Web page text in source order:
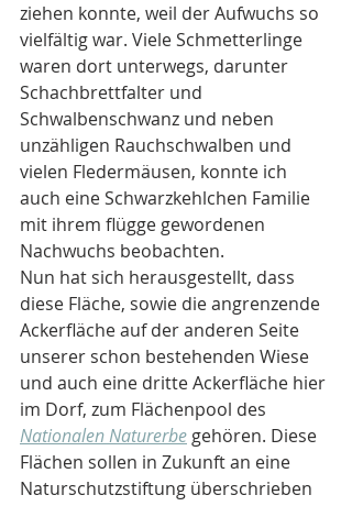
ziehen konnte, weil der Aufwuchs so
vielfältig war. Viele Schmetterlinge
waren dort unterwegs, darunter
Schachbrettfalter und
Schwalbenschwanz und neben
unzähligen Rauchschwalben und
vielen Fledermäusen, konnte ich
auch eine Schwarzkehlchen Familie
mit ihrem flügge gewordenen
Nachwuchs beobachten.
Nun hat sich herausgestellt, dass
diese Fläche, sowie die angrenzende
Ackerfläche auf der anderen Seite
unserer schon bestehenden Wiese
und auch eine dritte Ackerfläche hier
im Dorf, zum Flächenpool des
Nationalen Naturerbe gehören. Diese
Flächen sollen in Zukunft an eine
Naturschutzstiftung überschrieben